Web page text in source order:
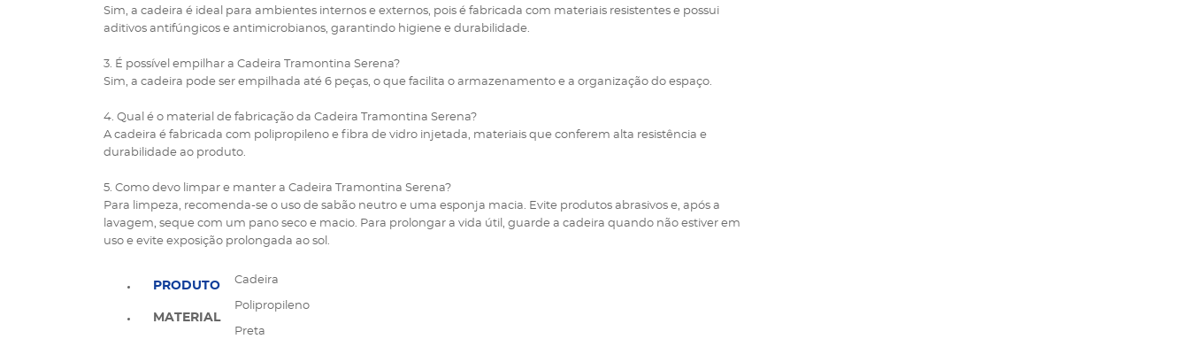
Sim, a cadeira é ideal para ambientes internos e externos, pois é fabricada com materiais resistentes e possui
aditivos antifúngicos e antimicrobianos, garantindo higiene e durabilidade.
3. É possível empilhar a Cadeira Tramontina Serena?
Sim, a cadeira pode ser empilhada até 6 peças, o que facilita o armazenamento e a organização do espaço.
4. Qual é o material de fabricação da Cadeira Tramontina Serena?
A cadeira é fabricada com polipropileno e fibra de vidro injetada, materiais que conferem alta resistência e
durabilidade ao produto.
5. Como devo limpar e manter a Cadeira Tramontina Serena?
Para limpeza, recomenda-se o uso de sabão neutro e uma esponja macia. Evite produtos abrasivos e, após a
lavagem, seque com um pano seco e macio. Para prolongar a vida útil, guarde a cadeira quando não estiver em
uso e evite exposição prolongada ao sol.
PRODUTO
MATERIAL
Cadeira
Polipropileno
Preta